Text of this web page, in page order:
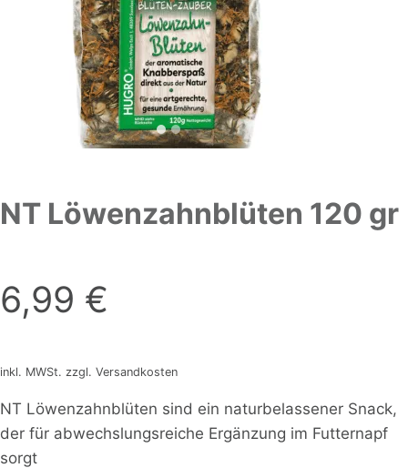
NT Löwenzahnblüten 120 gr
6,99 €
inkl. MWSt. zzgl. Versandkosten
NT Löwenzahnblüten sind ein naturbelassener Snack,
der für abwechslungsreiche Ergänzung im Futternapf
sorgt